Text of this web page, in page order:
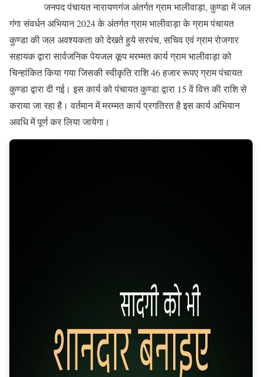
जनपद पंचायत नारायणगंज अंतर्गत ग्राम भालीवाड़ा, कुण्डा में जल
गंगा संवर्धन अभियान 2024 के अंतर्गत ग्राम भालीवाड़ा के ग्राम पंचायत
कुण्डा की जल अवश्यकता को देखते हुये सरपंच, सचिव एवं ग्राम रोजगार
सहायक द्वारा सार्वजनिक पेयजल कूप मरम्मत कार्य ग्राम भालीवाड़ा को
चिन्हांकित किया गया जिसकी स्वीकृति राशि 46 हजार रूपए ग्राम पंचायत
कुण्डा द्वारा दी गई। इस कार्य को पंचायत कुण्डा द्वारा 15 वें वित्त की राशि से
कराया जा रहा है। वर्तमान में मरम्मत कार्य प्रगतिरत है इस कार्य अभियान
अवधि में पूर्ण कर लिया जायेगा।